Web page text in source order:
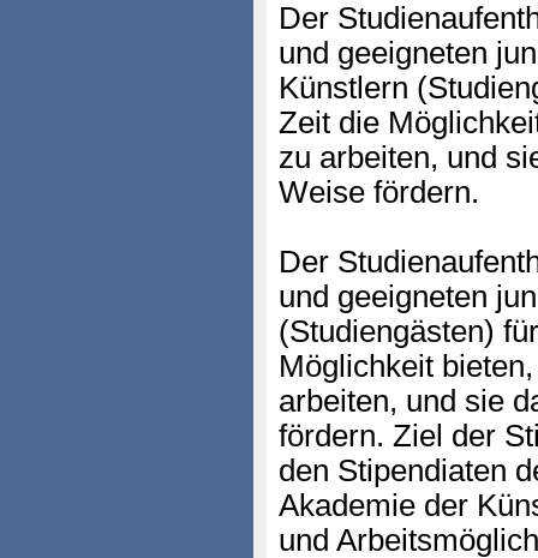
Der
und geeigneten
Künstlern
Zeit die
zu arbeiten, und
Weise fördern.
Der
und geeigneten
(Studiengästen)
Möglichkeit
arbeiten, und sie
fördern. Ziel der
den Stipendiaten
Akademie der
und